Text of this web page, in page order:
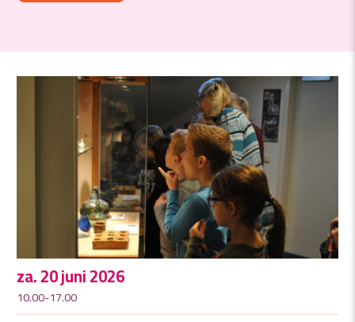
za. 20 juni 2026
10.00-17.00